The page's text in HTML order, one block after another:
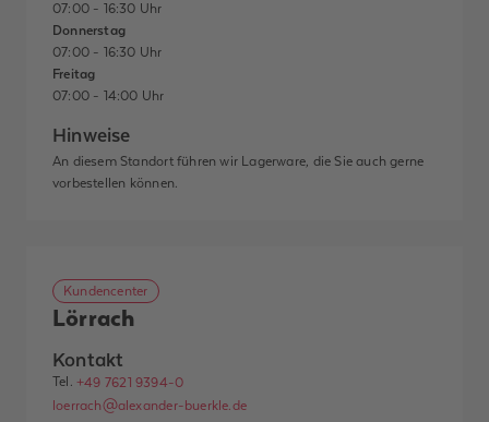
07:00 - 16:30 Uhr
Donnerstag
07:00 - 16:30 Uhr
Freitag
07:00 - 14:00 Uhr
Hinweise
An diesem Standort führen wir Lagerware, die Sie auch gerne
vorbestellen können.
Kundencenter
Lörrach
Kontakt
Tel.+49 7621 9394-0
loerrach@alexander-buerkle.de